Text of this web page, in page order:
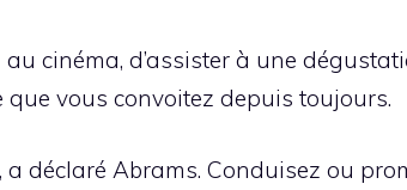
cinéma, d’assister à une
que vous convoitez depuis toujours.
déclaré Abrams. Conduisez ou